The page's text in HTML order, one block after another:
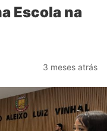
Escola na
3 meses atrás